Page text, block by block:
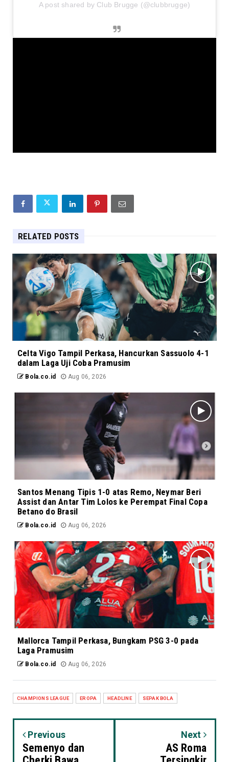
A post shared by Club Brugge (@clubbrugge)
RELATED POSTS
Celta Vigo Tampil Perkasa, Hancurkan Sassuolo 4-1
dalam Laga Uji Coba Pramusim
Bola.co.id Aug 06, 2026
Santos Menang Tipis 1-0 atas Remo, Neymar Beri
Assist dan Antar Tim Lolos ke Perempat Final Copa
Betano do Brasil
Bola.co.id Aug 06, 2026
Mallorca Tampil Perkasa, Bungkam PSG 3-0 pada
Laga Pramusim
Bola.co.id Aug 06, 2026
CHAMPIONS LEAGUE EROPA HEADLINE SEPAK BOLA
Previous
Semenyo dan
Next
AS Roma